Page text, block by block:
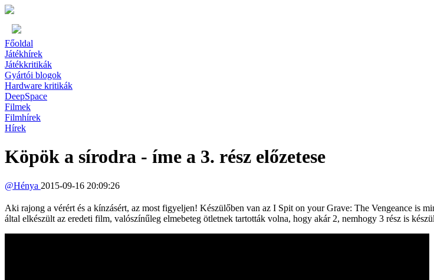
Főoldal
Játékhírek
Játékkritikák
Gyártói blogok
Hardware kritikák
DeepSpace
Filmek
Filmhírek
Hírek
Köpök a sírodra - íme a 3. rész előzetese
@Hénya 2015-09-16 20:09:26
Aki rajong a vérért és a kínzásért, az most figyeljen! Készülőben van az I Spit on your Grave: The Vengeance is
által elkészült az eredeti film, valószínűleg elmebeteg ötletnek tartották volna, hogy akár 2, nemhogy 3 rész is